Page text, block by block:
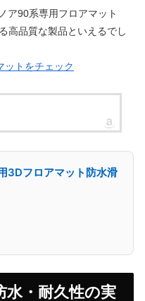
ア90系専用フロアマット
高品質な製品といえるでし
ットをチェック
3Dフロアマット防水滑
水・耐久性の実